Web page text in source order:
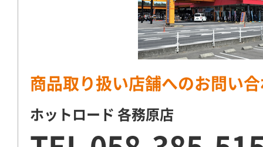
商品取り扱い店舗へのお問い
ホットロード 各務原店